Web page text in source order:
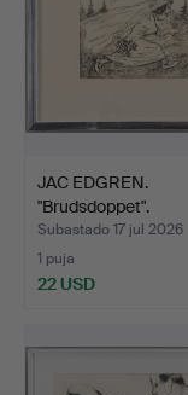
JAC EDGREN.
"Brudsdoppet".
Subastado 17 jul 2026
1 puja
22 USD